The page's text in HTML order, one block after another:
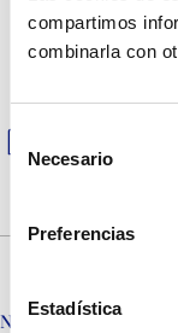
compartimos
combinarla con
Selección
Necesario
Preferencias
Estadística
Cafetera
Toallas
Teléfono
Normas